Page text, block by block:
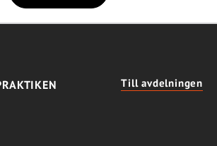
Till avdelningen